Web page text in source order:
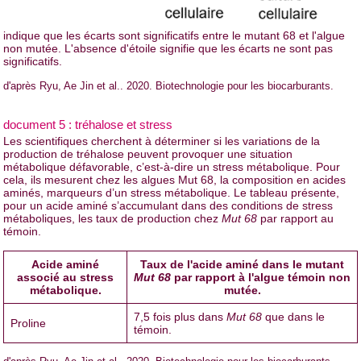
indique que les écarts sont significatifs entre le mutant 68 et l'algue
non mutée. L'absence d'étoile signifie que les écarts ne sont pas
significatifs.
d'après Ryu, Ae Jin et al.. 2020. Biotechnologie pour les biocarburants.
document 5 : tréhalose et stress
Les scientifiques cherchent à déterminer si les variations de la
production de tréhalose peuvent provoquer une situation
métabolique défavorable, c’est-à-dire un stress métabolique. Pour
cela, ils mesurent chez les algues Mut 68, la composition en acides
aminés, marqueurs d’un stress métabolique. Le tableau présente,
pour un acide aminé s’accumulant dans des conditions de stress
métaboliques, les taux de production chez Mut 68 par rapport au
témoin.
Acide aminé
associé au stress
métabolique.
Taux de l'acide aminé dans le mutant
Mut 68 par rapport à l'algue témoin non
mutée.
Proline 7,5 fois plus dans Mut 68 que dans le
témoin.